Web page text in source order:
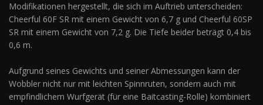
Modifikationen hergestellt, die sich im Auftrieb unterscheiden:
Cheerful 60F SR mit einem Gewicht von 6,7 g und Cheerful 60SP
SR mit einem Gewicht von 7,2 g. Die Tiefe beider beträgt 0,4 bis
0,6 m.
Aufgrund seines Gewichts und seiner Abmessungen kann der
Wobbler nicht nur mit leichten Spinnruten, sondern auch mit
empfindlichem Wurfgerät (für eine Baitcasting-Rolle) kombiniert